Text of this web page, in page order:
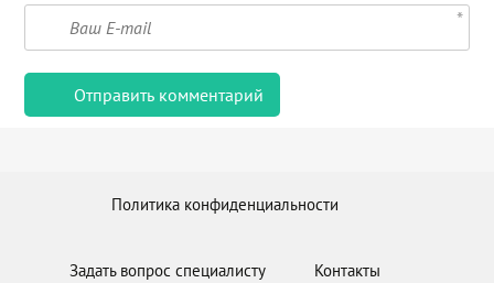
Политика конфиденциальности
Задать вопрос специалисту Контакты